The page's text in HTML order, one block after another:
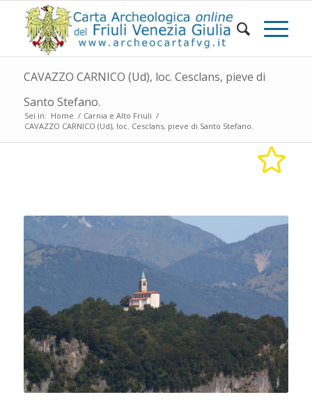
CAVAZZO CARNICO (Ud), loc. Cesclans, pieve di
Santo Stefano.
Sei in: Home / Carnia e Alto Friuli /
CAVAZZO CARNICO (Ud), loc. Cesclans, pieve di Santo Stefano.